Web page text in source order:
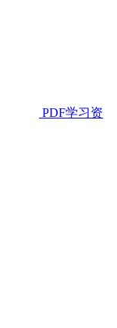
PDF学习资